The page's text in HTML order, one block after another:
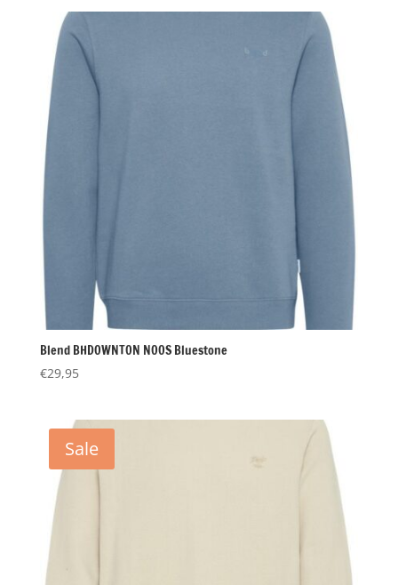
Blend BHDOWNTON NOOS Bluestone
€29,95
Sale